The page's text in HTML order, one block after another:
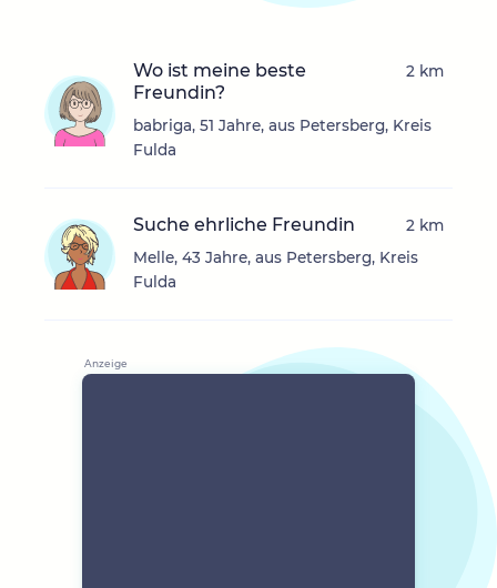
Wo ist meine beste
Freundin?
babriga, 51 Jahre, aus Petersberg, Kreis
Fulda
2 km
Suche ehrliche Freundin
Melle, 43 Jahre, aus Petersberg, Kreis
Fulda
2 km